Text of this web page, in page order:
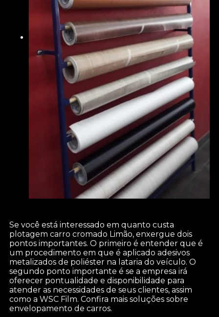
Se você está interessado em quanto custa
plotagem carro cromado Limão, enxergue dois
pontos importantes. O primeiro é entender que é
um procedimento em que é aplicado adesivos
metalizados de poliéster na lataria do veículo. O
segundo ponto importante é se a empresa irá
oferecer pontualidade e disponibilidade para
atender as necessidades de seus clientes, assim
como a WSC Film. Confira mais soluções sobre
envelopamento de carros.